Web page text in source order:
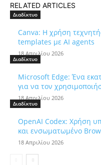
RELATED ARTICLES
Διαδίκτυο
Canva: Η χρήση
templates με AI agents
18 Απριλίου 2026
Διαδίκτυο
Microsoft Edge: Ένα
για να τον
18 Απριλίου 2026
Διαδίκτυο
OpenAI Codex: Χρήση
και ενσωματωμένο
18 Απριλίου 2026